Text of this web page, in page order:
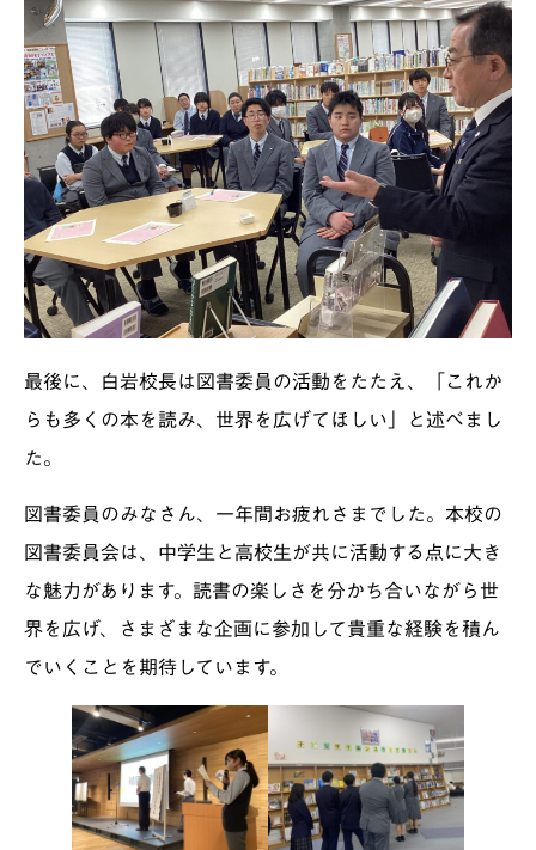
最後に、白岩校長は図書委員の活動をたたえ、「これか
らも多くの本を読み、世界を広げてほしい」と述べまし
た。
図書委員のみなさん、一年間お疲れさまでした。本校の
図書委員会は、中学生と高校生が共に活動する点に大き
な魅力があります。読書の楽しさを分かち合いながら世
界を広げ、さまざまな企画に参加して貴重な経験を積ん
でいくことを期待しています。